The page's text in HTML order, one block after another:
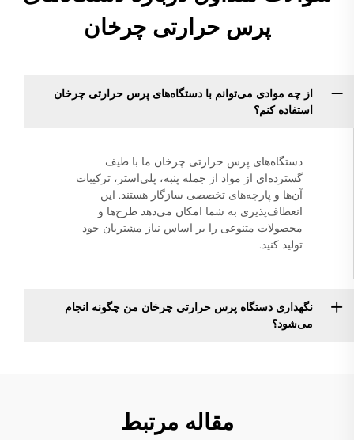
پرس حرارتی چرخان
از چه موادی می‌توانم با دستگاه‌های پرس حرارتی چرخان
استفاده کنم؟
دستگاه‌های پرس حرارتی چرخان ما با طیف
گسترده‌ای از مواد از جمله پنبه، پلی‌استر، ترکیبات
آن‌ها و پارچه‌های تخصصی سازگار هستند. این
انعطاف‌پذیری به شما امکان می‌دهد طرح‌ها و
محصولات متنوعی را بر اساس نیاز مشتریان خود
تولید کنید.
نگهداری دستگاه پرس حرارتی چرخان من چگونه انجام
می‌شود؟
مقاله مرتبط